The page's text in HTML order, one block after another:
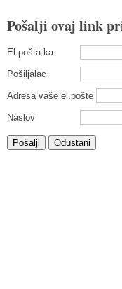
Pošalji ovaj link
El.pošta ka
Pošiljalac
Adresa vaše el.pošte
Naslov
Pošalji Odustani